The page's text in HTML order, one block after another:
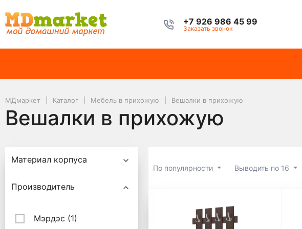
+7 926 986 45 99
Заказать звонок
МДмаркет Каталог Мебель в прихожую Вешалки в прихожую
Вешалки в прихожую
По популярности Выводить по 16
Подбор параметров
Материал корпуса
Производитель
Мэрдэс (1)